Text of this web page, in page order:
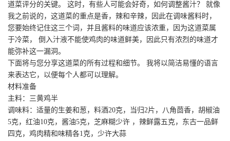
道菜评分的关键。 这时，有些人可能会好奇，如何调整酱汁？ 就像
我之前说的，这道菜的重点是香，辣和辛辣，因此在调味酱料时，
您要始终记住这三个词，并且酱料的味道应该浓重，因为这道菜属
于冷菜， 倒入汁液不能使鸡肉的味道鲜美，因此只有浓烈的味道才
能弥补这一漏洞。
下面将与您分享这道菜的所有过程和细节。 我将以简洁易懂的语言
来表达它，以便每个人都可以理解。
材料准备
主料：三黄鸡半
调味料：适量的生姜和葱，料酒20克，当归2片，八角茴香，胡椒油
5克，红油10克，酱油5克，芝麻糊少许 ，辣鲜露五克，东古一品鲜
四克，鸡肉精和味精各1克，少许大蒜